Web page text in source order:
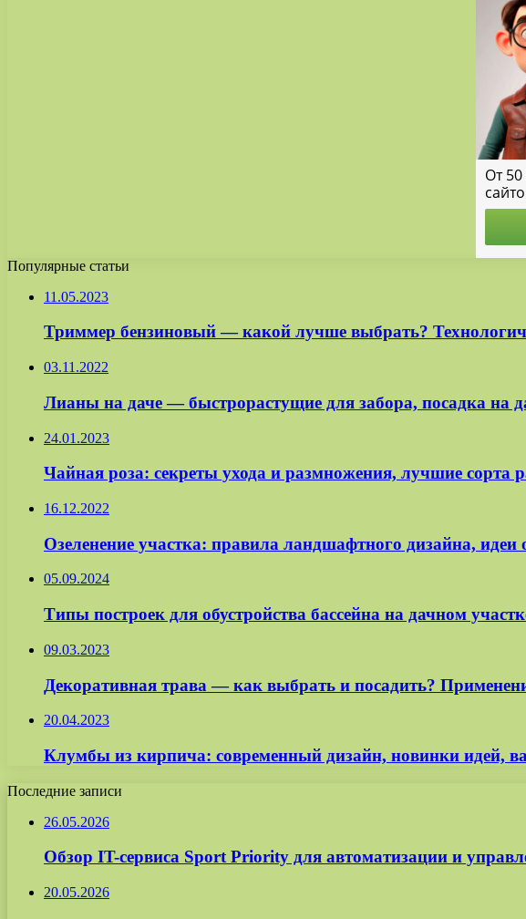
Популярные статьи
11.05.2023
Триммер бензиновый — какой лучше выбрать?
03.11.2022
Лианы на даче — быстрорастущие для забора, посадка на
24.01.2023
Чайная роза: секреты ухода и размножения, лучшие сорта
16.12.2022
Озеленение участка: правила ландшафтного дизайна,
05.09.2024
Типы построек для обустройства бассейна на дачном
09.03.2023
Декоративная трава — как выбрать и посадить?
20.04.2023
Клумбы из кирпича: современный дизайн, новинки идей,
Последние записи
26.05.2026
Обзор IT-сервиса Sport Priority для автоматизации и
20.05.2026